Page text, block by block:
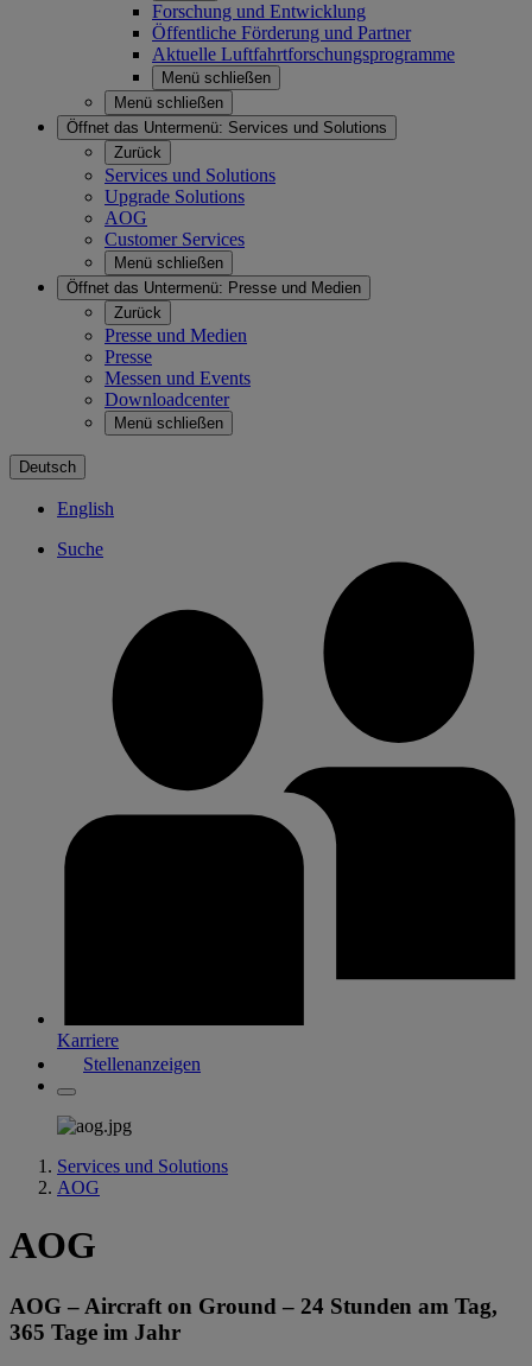
Forschung und Entwicklung
Öffentliche Förderung und Partner
Aktuelle Luftfahrtforschungsprogramme
Menü schließen
Menü schließen
Öffnet das Untermenü: Services und Solutions
Zurück
Services und Solutions
Upgrade Solutions
AOG
Customer Services
Menü schließen
Öffnet das Untermenü: Presse und Medien
Zurück
Presse und Medien
Presse
Messen und Events
Downloadcenter
Menü schließen
Deutsch
English
Suche
Karriere
Stellenanzeigen
Services und Solutions
AOG
AOG
AOG – Aircraft on Ground – 24 Stunden am Tag,
365 Tage im Jahr